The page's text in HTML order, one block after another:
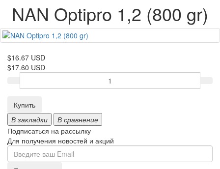
NAN Optipro 1,2 (800 gr)
$16.67 USD
$17.60 USD
Купить
В закладки
В сравнение
Подписаться на рассылку
Для получения новостей и акций